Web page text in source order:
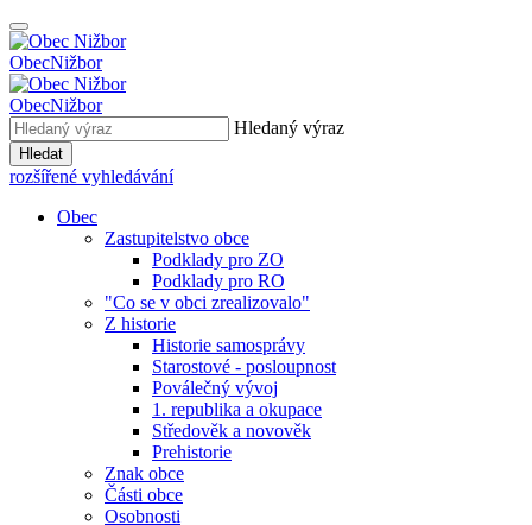
ObecNižbor
ObecNižbor
Hledaný výraz
Hledat
rozšířené vyhledávání
Obec
Zastupitelstvo obce
Podklady pro ZO
Podklady pro RO
"Co se v obci zrealizovalo"
Z historie
Historie samosprávy
Starostové - posloupnost
Poválečný vývoj
1. republika a okupace
Středověk a novověk
Prehistorie
Znak obce
Části obce
Osobnosti